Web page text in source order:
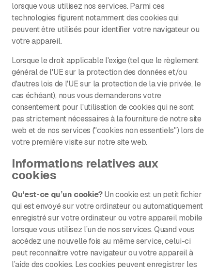
lorsque vous utilisez nos services. Parmi ces
technologies figurent notamment des cookies qui
peuvent être utilisés pour identifier votre navigateur ou
votre appareil.
Lorsque le droit applicable l'exige (tel que le règlement
général de l'UE sur la protection des données et/ou
d'autres lois de l'UE sur la protection de la vie privée, le
cas échéant), nous vous demanderons votre
consentement pour l'utilisation de cookies qui ne sont
pas strictement nécessaires à la fourniture de notre site
web et de nos services ("cookies non essentiels") lors de
votre première visite sur notre site web.
Informations relatives aux
cookies
Qu'est-ce qu’un cookie?Un cookie est un petit fichier
qui est envoyé sur votre ordinateur ou automatiquement
enregistré sur votre ordinateur ou votre appareil mobile
lorsque vous utilisez l’un de nos services. Quand vous
accédez une nouvelle fois au même service, celui-ci
peut reconnaître votre navigateur ou votre appareil à
l’aide des cookies. Les cookies peuvent enregistrer les